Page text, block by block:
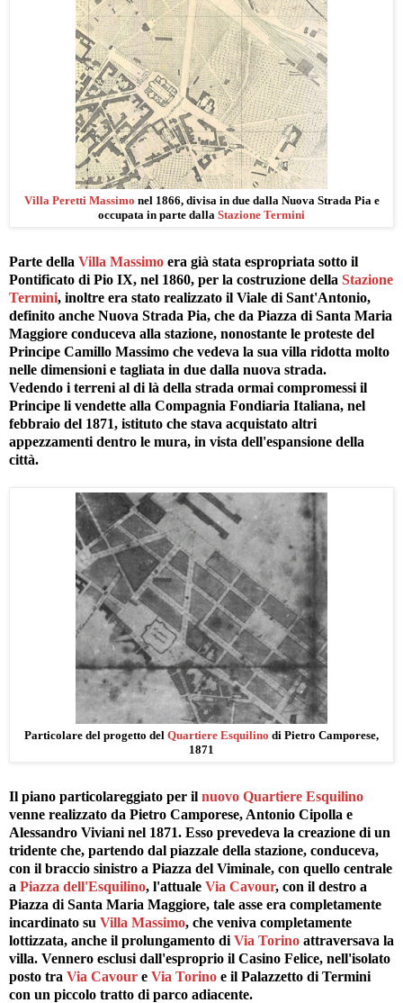
Villa Peretti Massimo nel 1866, divisa in due dalla Nuova Strada Pia e
occupata in parte dalla Stazione Termini
Parte della Villa Massimo era già stata espropriata sotto il
Pontificato di Pio IX, nel 1860, per la costruzione della Stazione
Termini, inoltre era stato realizzato il Viale di Sant'Antonio,
definito anche Nuova Strada Pia, che da Piazza di Santa Maria
Maggiore conduceva alla stazione, nonostante le proteste del
Principe Camillo Massimo che vedeva la sua villa ridotta molto
nelle dimensioni e tagliata in due dalla nuova strada.
Vedendo i terreni al di là della strada ormai compromessi il
Principe li vendette alla Compagnia Fondiaria Italiana, nel
febbraio del 1871, istituto che stava acquistato altri
appezzamenti dentro le mura, in vista dell'espansione della
città.
Particolare del progetto del Quartiere Esquilino di Pietro Camporese,
1871
Il piano particolareggiato per il nuovo Quartiere Esquilino
venne realizzato da Pietro Camporese, Antonio Cipolla e
Alessandro Viviani nel 1871. Esso prevedeva la creazione di un
tridente che, partendo dal piazzale della stazione, conduceva,
con il braccio sinistro a Piazza del Viminale, con quello centrale
a Piazza dell'Esquilino, l'attuale Via Cavour, con il destro a
Piazza di Santa Maria Maggiore, tale asse era completamente
incardinato su Villa Massimo, che veniva completamente
lottizzata, anche il prolungamento di Via Torino attraversava la
villa. Vennero esclusi dall'esproprio il Casino Felice, nell'isolato
posto tra Via Cavour e Via Torino e il Palazzetto di Termini
con un piccolo tratto di parco adiacente.